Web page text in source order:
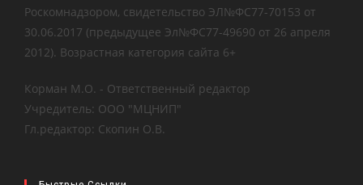
Роскомнадзором, свидетельство ЭЛ№ФС77-70153 от
30.06.2017 (предыдущее Эл№ФC77-49690 от 26 апреля
2012). Возрастная категория сайта 6+
Корман М.О. - Ответственный редактор
Учредитель: ООО "МЦНИП"
Гл.редактор: Скопин О.В.